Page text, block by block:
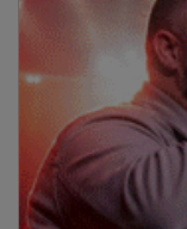
sencillos se
por los requisitos
PUBLICIDAD